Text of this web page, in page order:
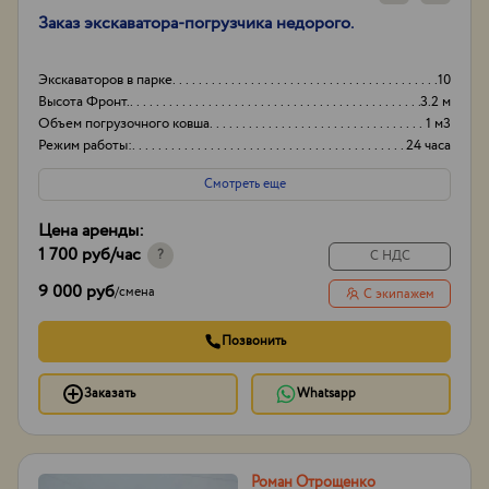
Заказ экскаватора-погрузчика недорого.
Экскаваторов в парке
10
Высота Фронт.
3.2 м
Объем погрузочного ковша
1 м3
Режим работы:
24 часа
Смотреть еще
Цена аренды:
1 700 руб/час ?
9 000 руб/смена
С НДС
С экипажем
Позвонить
Заказать Whatsapp
Роман Отрощенко